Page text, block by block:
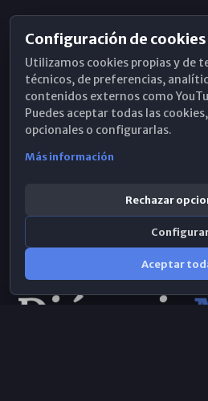
Horarios de Misa
Hemeroteca
WhatsApp
Configuración de cookies
Utilizamos cookies propias y de
técnicos, de preferencias,
contenidos externos como
Puedes aceptar todas las
opcionales o configurarlas.
Más información
Rechazar
Aceptar